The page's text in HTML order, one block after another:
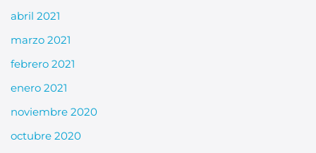
abril 2021
marzo 2021
febrero 2021
enero 2021
noviembre 2020
octubre 2020